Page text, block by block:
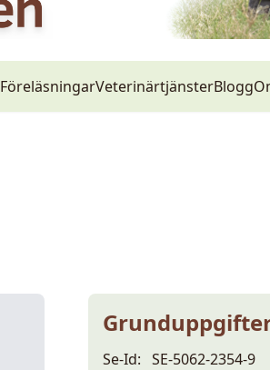
FöreläsningarVeterinärtjänsterBlogg
Se-Id: SE-5062-2354-9